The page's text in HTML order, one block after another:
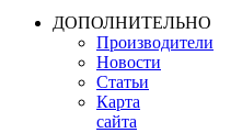
ДОПОЛНИТЕЛЬНО
Производители
Новости
Статьи
Карта
сайта